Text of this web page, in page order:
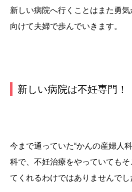
新しい病院へ行くことはまた勇
向けて夫婦で歩んでいきます。
新しい病院は不妊専門！
今まで通っていた“かんの産婦人
科で、不妊治療をやっていても
てくれるわけではありませんでし